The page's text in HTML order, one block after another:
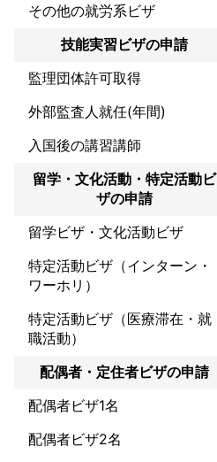
その他の就労系ビザ
技能実習ビザの申請
監理団体許可取得
外部監査人就任(年間)
入国後の講習講師
留学・文化活動・特定活動ビ
ザの申請
留学ビザ・文化活動ビザ
特定活動ビザ（インターン・
ワーホリ）
特定活動ビザ（医療滞在・就
職活動）
配偶者・定住者ビザの申請
配偶者ビザ1名
配偶者ビザ2名